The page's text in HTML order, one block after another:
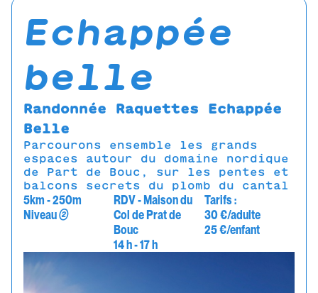
echappée
belle
Randonnée Raquettes Echappée
Belle
Parcourons ensemble les grands
espaces autour du domaine nordique
de Part de Bouc, sur les pentes et
balcons secrets du plomb du cantal
5km - 250m
Niveau②
RDV - Maison du
Col de Prat de
Bouc
14 h - 17 h
Tarifs :
30 €/adulte
25 €/enfant